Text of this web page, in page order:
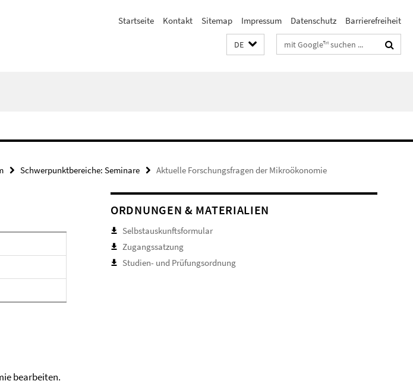
Startseite Kontakt Sitemap Impressum Datenschutz Barrierefreiheit
DE Suchbegriffe
Schwerpunktbereiche: Seminare Aktuelle Forschungsfragen der Mikroökonomie
bearbeiten.
ORDNUNGEN & MATERIALIEN
Selbstauskunftsformular
Zugangssatzung
Studien- und Prüfungsordnung